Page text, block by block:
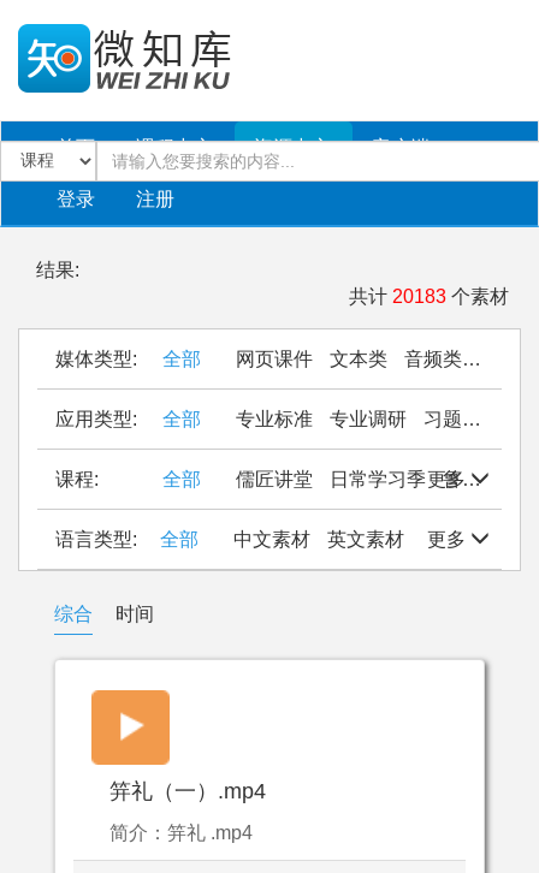
首页 课程中心 资源中心 客户端
登录 注册
结果:
共计 20183 个素材
媒体类型: 全部 网页课件 文本类 音频类
应用类型: 全部 专业标准 专业调研 习题作业
更多
课程: 全部 儒匠讲堂 日常学习季 鲁西南民间织锦
更多
语言类型: 全部 中文素材 英文素材
综合 时间
笄礼（一）.mp4
简介：笄礼 .mp4